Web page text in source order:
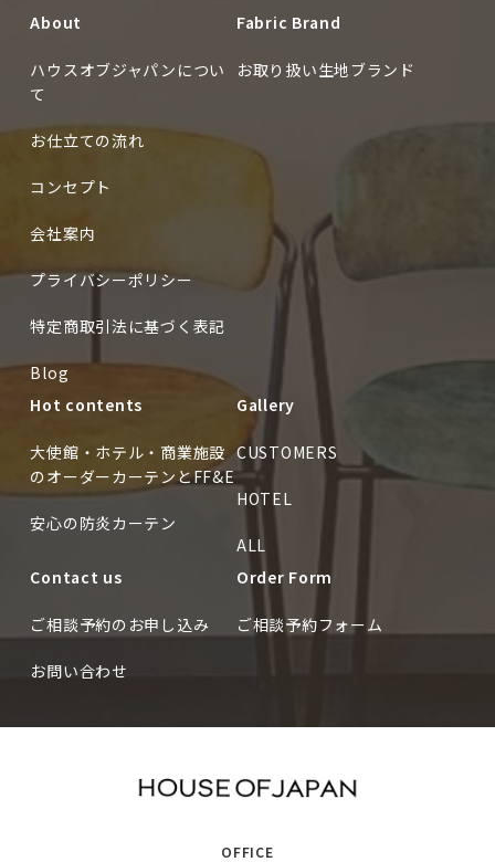
CUSTOMERS
About
ハウスオブジャパンについ
て
お仕立ての流れ
コンセプト
会社案内
プライバシーポリシー
特定商取引法に基づく表記
Blog
Fabric Brand
お取り扱い生地ブランド
Hot contents
大使館・ホテル・商業施設
のオーダーカーテンとFF&E
安心の防炎カーテン
Gallery
CUSTOMERS
HOTEL
ALL
Contact us
ご相談予約のお申し込み
お問い合わせ
Order Form
ご相談予約フォーム
OFFICE